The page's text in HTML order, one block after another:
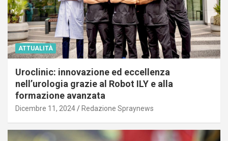
ATTUALITÀ
Uroclinic: innovazione ed eccellenza
nell’urologia grazie al Robot ILY e alla
formazione avanzata
Dicembre 11, 2024 Redazione Spraynews